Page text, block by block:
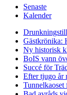
Senaste
Kalender
Gästkrönika:
Ny historisk
BoIS vann
Succé för
Efter tjugo år
Tunnelkaoset